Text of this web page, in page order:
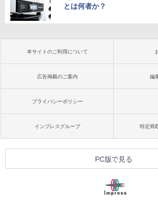
とは何者か？
本サイトのご利用について
広告掲載のご案内 編
プライバシーポリシー
インプレスグループ 特定商
PC版で見る